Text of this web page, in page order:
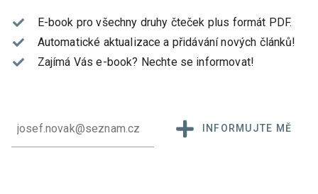
E-book pro všechny druhy čteček plus formát PDF.
Automatické aktualizace a přidávání nových článků!
Zajímá Vás e-book? Nechte se informovat!
INFORMUJTE MĚ